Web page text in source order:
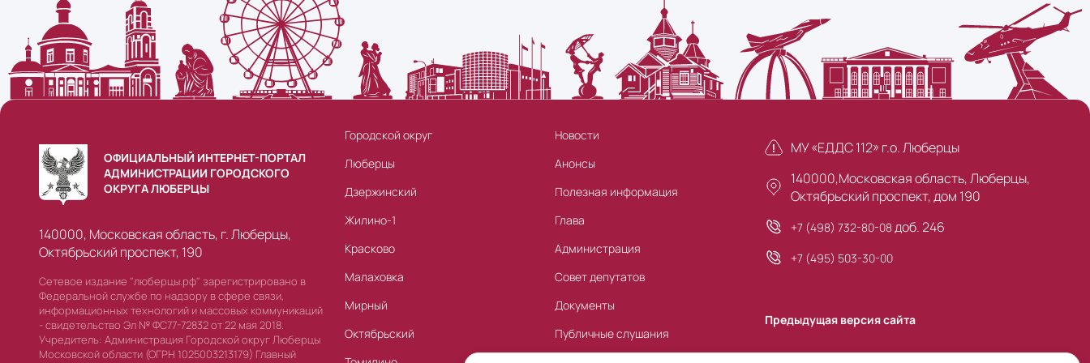
ОФИЦИАЛЬНЫЙ ИНТЕРНЕТ-ПОРТАЛ
АДМИНИСТРАЦИИ ГОРОДСКОГО
ОКРУГА ЛЮБЕРЦЫ
140000, Московская область, г. Люберцы,
Октябрьский проспект, 190
Сетевое издание "люберцы.рф" зарегистрировано в
Федеральной службе по надзору в сфере связи,
информационных технологий и массовых коммуникаций
- свидетельство Эл № ФС77-72832 от 22 мая 2018.
Учредитель: Администрация Городской округ Люберцы
Московской области (ОГРН 1025003213179) Главный
Городской округ
Люберцы
Дзержинский
Жилино-1
Красково
Малаховка
Мирный
Октябрьский
Новости
Анонсы
Полезная информация
Глава
Администрация
Совет депутатов
Документы
Публичные слушания
МУ «ЕДДС 112» г.о. Люберцы
140000,Московская область, Люберцы,
Октябрьский проспект, дом 190
+7 (498) 732-80-08 доб. 246
+7 (495) 503-30-00
Предыдущая версия сайта